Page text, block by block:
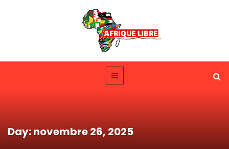
Day: novembre 26, 2025